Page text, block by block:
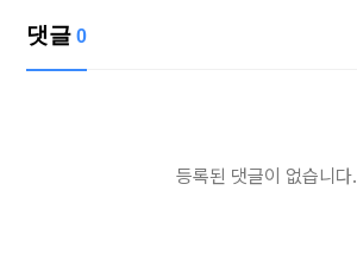
댓글 0
등록된 댓글이 없습니다.